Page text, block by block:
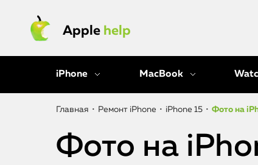
Apple help
iPhone MacBook
Главная • Ремонт iPhone • iPhone 15 • Фото на
Фото на